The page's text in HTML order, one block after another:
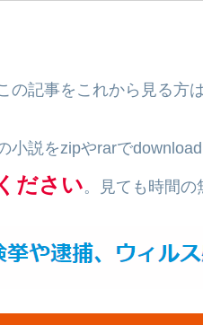
の記事をこれから見る方
小説をzipやrarで
ださい。見ても時間の